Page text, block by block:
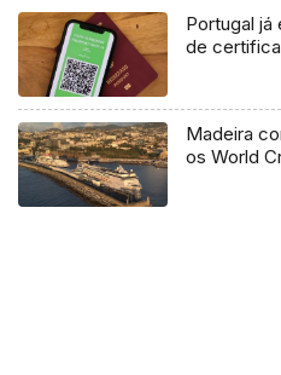
Portugal já
de
Madeira
os World